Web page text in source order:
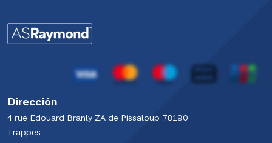
Dirección
4 rue Edouard Branly​ ZA de Pissaloup​ 78190
Trappes​